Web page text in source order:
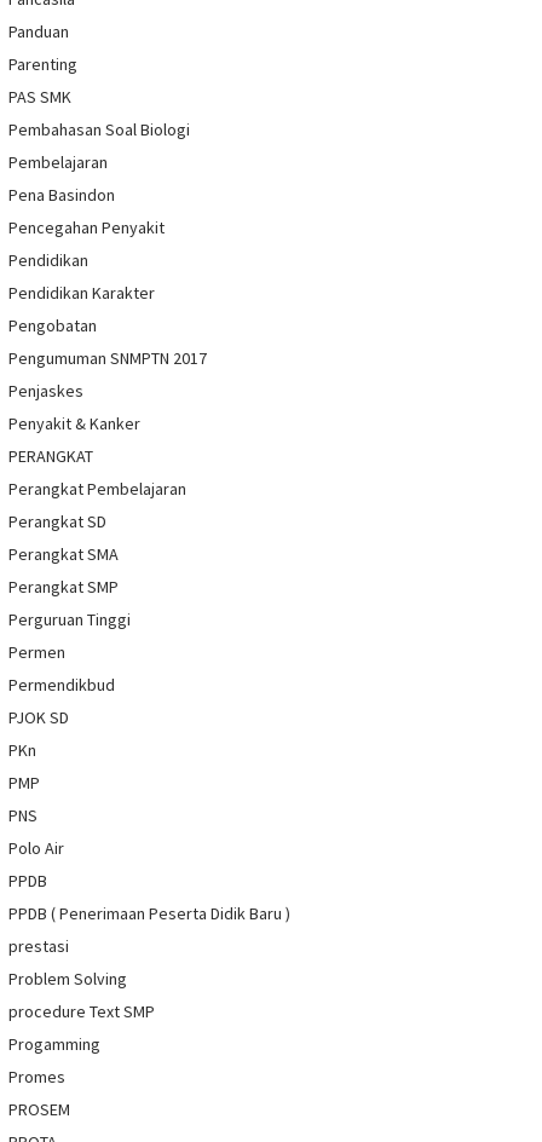
Panduan
Parenting
PAS SMK
Pembahasan Soal Biologi
Pembelajaran
Pena Basindon
Pencegahan Penyakit
Pendidikan
Pendidikan Karakter
Pengobatan
Pengumuman SNMPTN 2017
Penjaskes
Penyakit & Kanker
PERANGKAT
Perangkat Pembelajaran
Perangkat SD
Perangkat SMA
Perangkat SMP
Perguruan Tinggi
Permen
Permendikbud
PJOK SD
PKn
PMP
PNS
Polo Air
PPDB
PPDB ( Penerimaan Peserta Didik Baru )
prestasi
Problem Solving
procedure Text SMP
Progamming
Promes
PROSEM